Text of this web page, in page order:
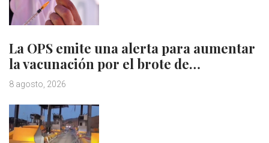
La OPS emite una alerta para aumentar
la vacunación por el brote de…
8 agosto, 2026